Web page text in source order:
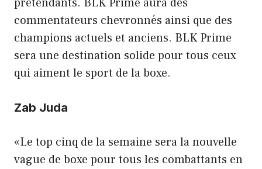
prétendants. BLK Prime aura des
commentateurs chevronnés ainsi que des
champions actuels et anciens. BLK Prime
sera une destination solide pour tous ceux
qui aiment le sport de la boxe.
Zab Juda
«Le top cinq de la semaine sera la nouvelle
vague de boxe pour tous les combattants en